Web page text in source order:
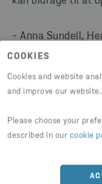
COOKIES
Cookies and website
and improve our website.
Please choose your
described in our cookie
- Anna Sundell,
Communications